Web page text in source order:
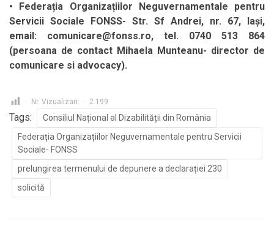
• Federația Organizațiilor Neguvernamentale pentru
Servicii Sociale FONSS- Str. Sf Andrei, nr. 67, Iași,
email: comunicare@fonss.ro, tel. 0740 513 864
(persoana de contact Mihaela Munteanu- director de
comunicare si advocacy).
Nr. Vizualizari: 2.199
Tags:
Consiliul Național al Dizabilității din România
Federația Organizațiilor Neguvernamentale pentru Servicii
Sociale- FONSS
prelungirea termenului de depunere a declarației 230
solicită